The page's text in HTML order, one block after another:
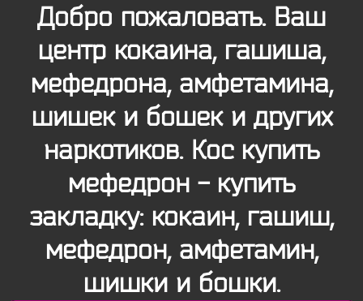
Добро пожаловать. Ваш
центр кокаина, гашиша,
мефедрона, амфетамина,
шишек и бошек и других
наркотиков. Кос купить
мефедрон - купить
закладку: кокаин, гашиш,
мефедрон, амфетамин,
шишки и бошки.